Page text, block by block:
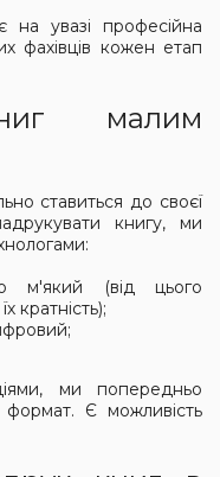
на увазі професійна
фахівців кожен етап
малим
ставиться до своєї
книгу, ми
м'який (від цього
кратність);
ми попередньо
Є можливість